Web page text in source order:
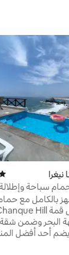
سباحة
بالكامل مع
البحر وضمن
ويضم أحد أفضل